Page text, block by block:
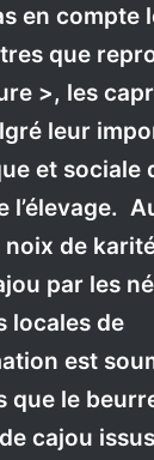
en compte
que
>, les
leur
et sociale
l’élevage.
de
par les
locales de
est
que le
cajou